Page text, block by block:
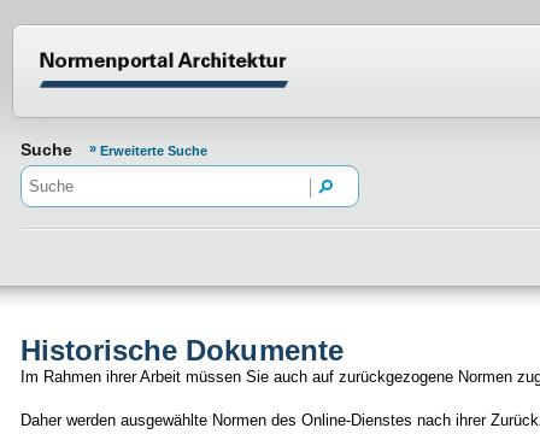
Suche Erweiterte Suche
Historische Dokumente
Im Rahmen ihrer Arbeit müssen Sie auch auf zurückgezogene Normen
Daher werden ausgewählte Normen des Online-Dienstes nach ihrer